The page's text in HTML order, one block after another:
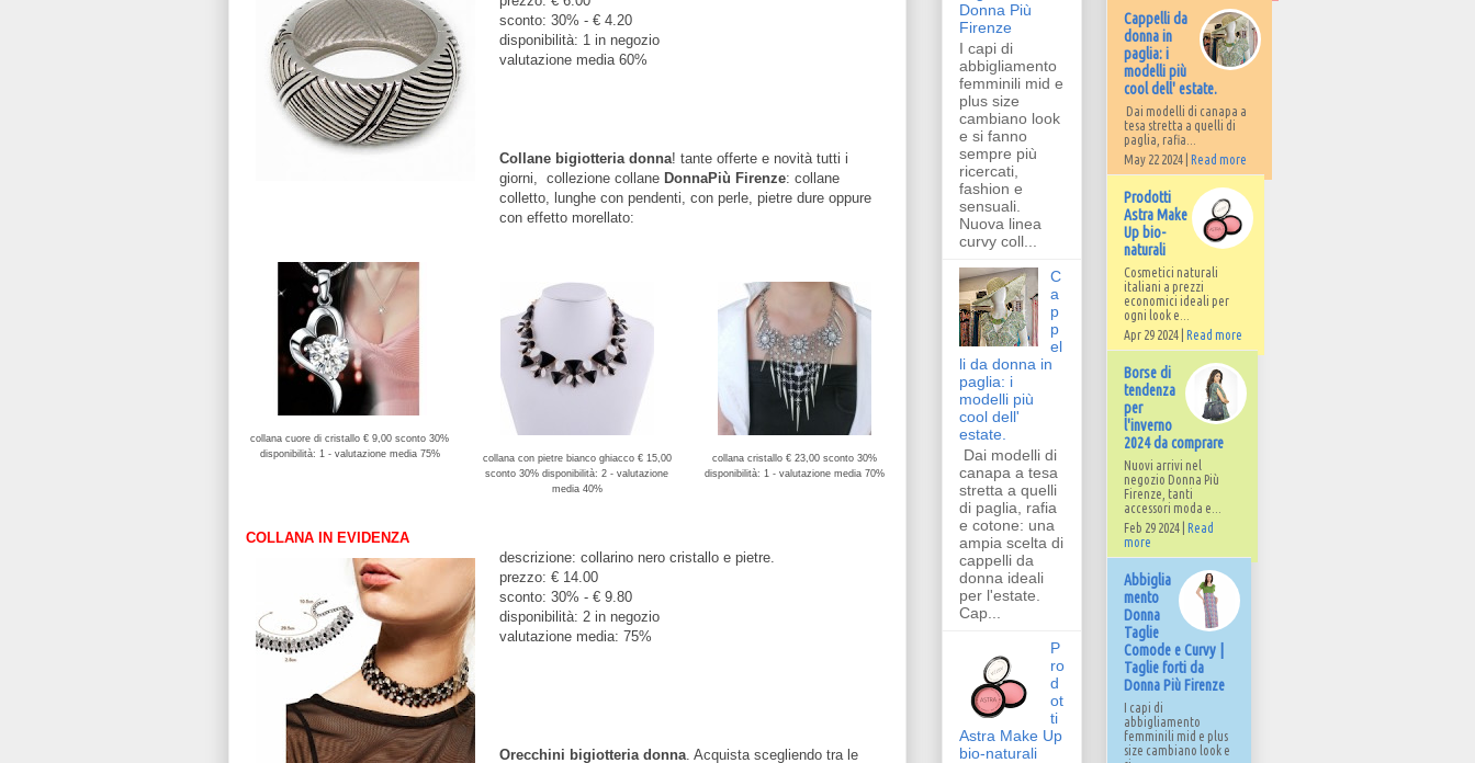
sconto: 30% - € 4.20
disponibilità: 1 in negozio
valutazione media 60%
Collane bigiotteria donna! tante offerte e novità tutti i
giorni, collezione collane DonnaPiù Firenze: collane
colletto, lunghe con pendenti, con perle, pietre dure oppure
con effetto morellato:
collana cuore di cristallo € 9,00 sconto 30%
disponibilità: 1 - valutazione media 75%
collana cristallo € 23,00 sconto 30%
disponibilità: 1 - valutazione media 70%
collana con pietre bianco ghiacco € 15,00
sconto 30% disponibilità: 2 - valutazione
media 40%
COLLANA IN EVIDENZA
descrizione: collarino nero cristallo e pietre.
prezzo: € 14.00
sconto: 30% - € 9.80
disponibilità: 2 in negozio
valutazione media: 75%
Orecchini bigiotteria donna . Acquista scegliendo tra le
Donna Più
Firenze
I capi di
abbigliamento
femminili mid e
plus size
cambiano look
e si fanno
sempre più
ricercati,
fashion e
sensuali.
Nuova linea
curvy coll...
C
a
p
p
el
li da donna in
paglia: i
modelli più
cool dell'
estate.
Dai modelli di
canapa a tesa
stretta a quelli
di paglia, rafia
e cotone: una
ampia scelta di
cappelli da
donna ideali
per l'estate.
Cap...
P
ro
d
ot
ti
Astra Make Up
bio-naturali
Cappelli da
donna in
paglia: i
modelli più
cool dell' estate.
Dai modelli di canapa a
tesa stretta a quelli di
paglia, rafia...
May 22 2024 | Read more
Prodotti
Astra Make
Up bio-
naturali
Cosmetici naturali
italiani a prezzi
economici ideali per
ogni look e...
Apr 29 2024 | Read more
Borse di
tendenza
per
l'inverno
2024 da comprare
Nuovi arrivi nel
negozio Donna Più
Firenze, tanti
accessori moda e...
Feb 29 2024 |
Read
more
Abbiglia
mento
Donna
Taglie
Comode e Curvy |
Taglie forti da
Donna Più Firenze
I capi di
abbigliamento
femminili mid e plus
size cambiano look e